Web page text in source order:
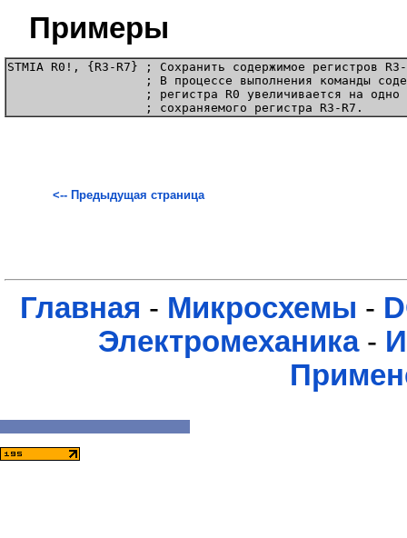
Примеры
STMIA R0!, {R3-R7} ; Сохранить содержимое регистров
; В процессе выполнения команды
; регистра R0 увеличивается на одно
<-- Предыдущая страница
Главная - Микросхемы -
Электромеханика-